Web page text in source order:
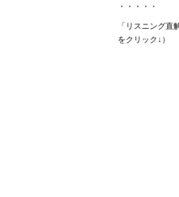
・・・・・
「リスニング
をクリック↓）